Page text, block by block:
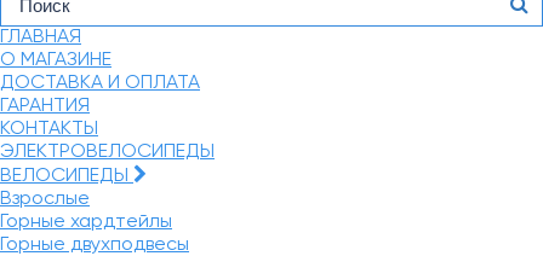
ГЛАВНАЯ
О МАГАЗИНЕ
ДОСТАВКА И ОПЛАТА
ГАРАНТИЯ
КОНТАКТЫ
ЭЛЕКТРОВЕЛОСИПЕДЫ
ВЕЛОСИПЕДЫ
Взрослые
Горные хардтейлы
Горные двухподвесы